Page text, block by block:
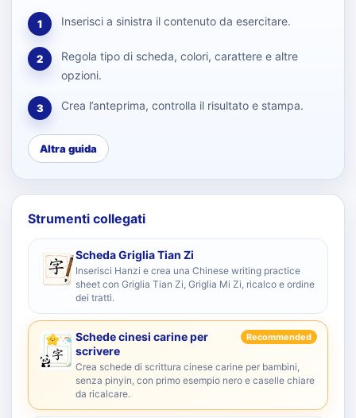
1 Inserisci a sinistra il contenuto da esercitare.
2
Regola tipo di scheda, colori, carattere e altre
opzioni.
3 Crea l’anteprima, controlla il risultato e stampa.
Altra guida
Strumenti collegati
Scheda Griglia Tian Zi
Inserisci Hanzi e crea una Chinese writing practice
sheet con Griglia Tian Zi, Griglia Mi Zi, ricalco e ordine
dei tratti.
Schede cinesi carine per
scrivere
Recommended
Crea schede di scrittura cinese carine per bambini,
senza pinyin, con primo esempio nero e caselle chiare
da ricalcare.